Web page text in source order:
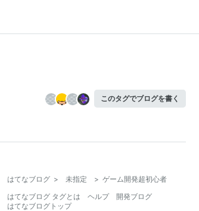
このタグでブログを書く
はてなブログ > 未指定 > ゲーム開発超初心者
はてなブログ タグとは
ヘルプ
開発ブログ
はてなブログトップ